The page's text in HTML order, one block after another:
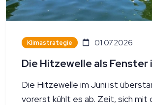
Klimastrategie 01.07.2026
Die Hitzewelle im Juni ist
vorerst kühlt es ab. Zeit, sich mit